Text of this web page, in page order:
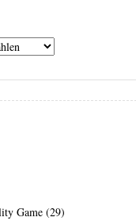
Game (29)